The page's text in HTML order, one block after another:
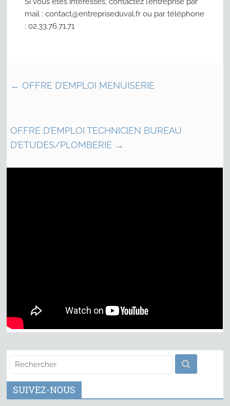
mail : contact@entrepriseduval.fr ou par téléphone
: 02.33.76.71.71
← OFFRE D’EMPLOI MENUISERIE
OFFRE D’EMPLOI TECHNICIEN BUREAU
D’ETUDES/PLOMBERIE →
SUIVEZ-NOUS